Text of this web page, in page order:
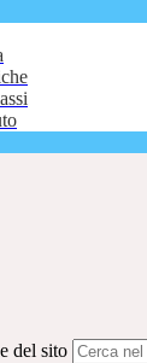
del sito